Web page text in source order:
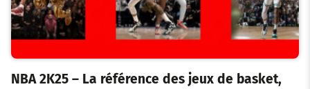
NBA 2K25 – La référence des jeux de basket,